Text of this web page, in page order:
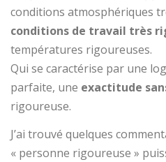
conditions atmosphériques
conditions de travail très
températures rigoureuses.
Qui se caractérise par une
parfaite, une exactitude
rigoureuse.
J’ai trouvé quelques
« personne rigoureuse »